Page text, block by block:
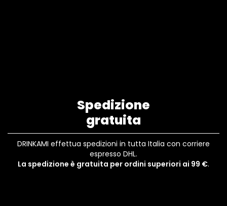
Spedizione
gratuita
DRINKAMI effettua spedizioni in tutta Italia con corriere
espresso DHL.
La spedizione è gratuita per ordini superiori ai 99 €.